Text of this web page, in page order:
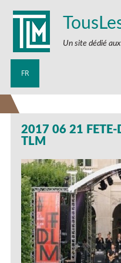
Un site dédié
FR
2017 06 21
TLM